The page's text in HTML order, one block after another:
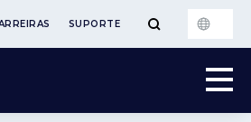
SUPORTE